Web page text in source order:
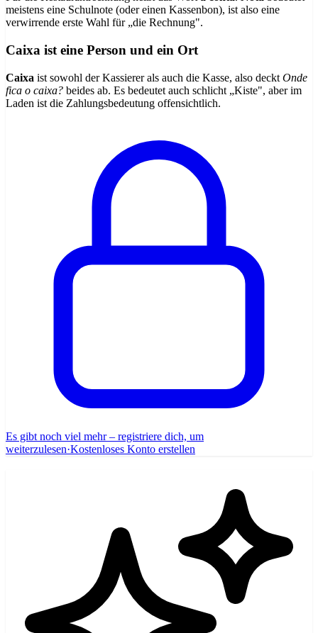
meistens eine Schulnote (oder einen Kassenbon), ist also eine
verwirrende erste Wahl für „die Rechnung".
Caixa ist eine Person und ein Ort
Caixa ist sowohl der Kassierer als auch die Kasse, also deckt Onde
fica o caixa? beides ab. Es bedeutet auch schlicht „Kiste", aber im
Laden ist die Zahlungsbedeutung offensichtlich.
Es gibt noch viel mehr – registriere dich, um
weiterzulesen·Kostenloses Konto erstellen